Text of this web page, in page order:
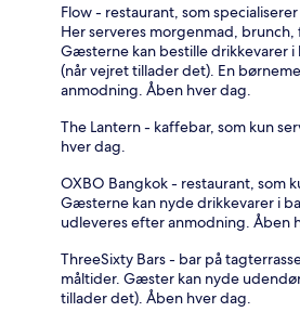
Flow - restaurant, som
Her serveres morgenmad,
Gæsterne kan bestille drikkevarer
(når vejret tillader det). En
anmodning. Åben hver dag.
The Lantern - kaffebar, som kun
hver dag.
OXBO Bangkok - restaurant, som
Gæsterne kan nyde drikkevarer i
udleveres efter anmodning. Åben
ThreeSixty Bars - bar på
måltider. Gæster kan nyde
tillader det). Åben hver dag.